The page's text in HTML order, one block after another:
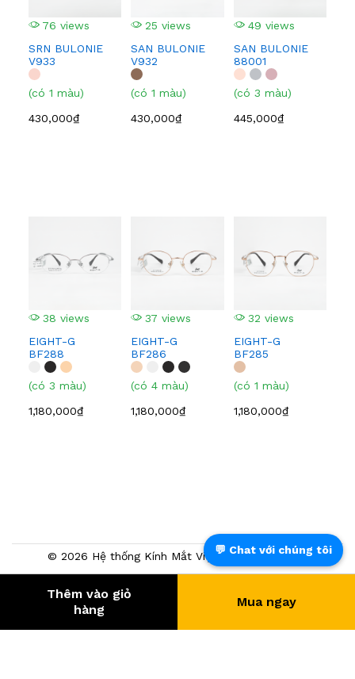
76 views
SRN BULONIE
V933
(có 1 màu)
430,000₫
25 views
SAN BULONIE
V932
(có 1 màu)
430,000₫
49 views
SAN BULONIE
88001
(có 3 màu)
445,000₫
38 views
EIGHT-G
BF288
(có 3 màu)
1,180,000₫
37 views
EIGHT-G
BF286
(có 4 màu)
1,180,000₫
32 views
EIGHT-G
BF285
(có 1 màu)
1,180,000₫
💬 Chat với chúng tôi
© 2026 Hệ thống Kính Mắt Việt Tín. Powered by
391.149- KHÁCH HÀNG
Thêm vào giỏ
hàng
Mua ngay